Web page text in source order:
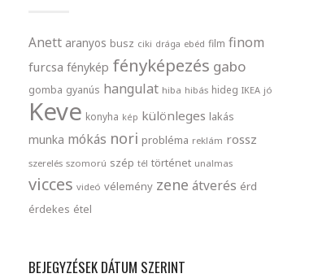
Anett aranyos busz ciki drága ebéd film finom
furcsa fénykép fényképezés gabo
gomba gyanús hangulat hiba hibás hideg IKEA jó
Keve konyha kép különleges lakás
munka mókás nori probléma reklám rossz
szerelés szomorú szép tél történet unalmas
vicces videó vélemény zene átverés érd
érdekes étel
BEJEGYZÉSEK DÁTUM SZERINT